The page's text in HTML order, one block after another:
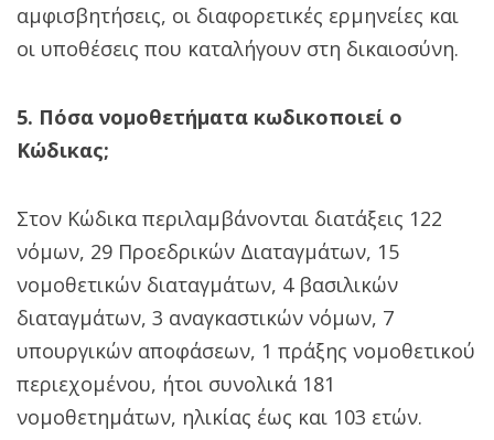
αμφισβητήσεις, οι διαφορετικές ερμηνείες και
οι υποθέσεις που καταλήγουν στη δικαιοσύνη.
5. Πόσα νομοθετήματα κωδικοποιεί ο
Κώδικας;
Στον Κώδικα περιλαμβάνονται διατάξεις 122
νόμων, 29 Προεδρικών Διαταγμάτων, 15
νομοθετικών διαταγμάτων, 4 βασιλικών
διαταγμάτων, 3 αναγκαστικών νόμων, 7
υπουργικών αποφάσεων, 1 πράξης νομοθετικού
περιεχομένου, ήτοι συνολικά 181
νομοθετημάτων, ηλικίας έως και 103 ετών.